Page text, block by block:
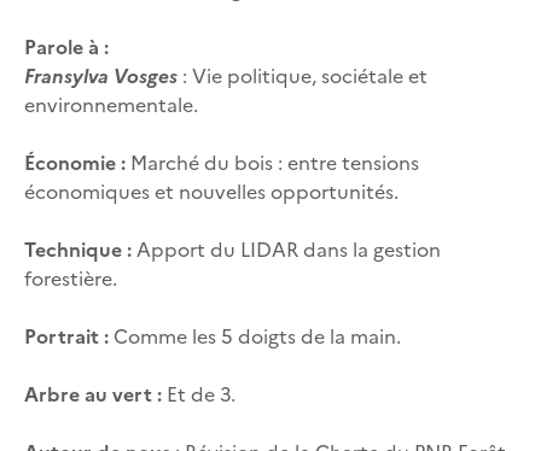
Parole à :
Fransylva Vosges : Vie politique, sociétale et
environnementale.
Économie : Marché du bois : entre tensions
économiques et nouvelles opportunités.
Technique :Apport du LIDAR dans la gestion
forestière.
Portrait : Comme les 5 doigts de la main.
Arbre au vert : Et de 3.